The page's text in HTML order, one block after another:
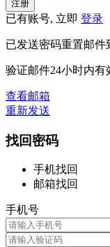
已有账号, 立即 登录
已发送密码重置邮件
验证邮件24小时内有
查看邮箱
重新发送
找回密码
手机找回
邮箱找回
手机号